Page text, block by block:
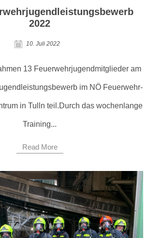
2022
10. Juli 2022
13 Feuerwehrjugendmitglieder am
im NÖ Feuerwehr-
in Tulln teil.Durch das wochenlange
Training...
Read More